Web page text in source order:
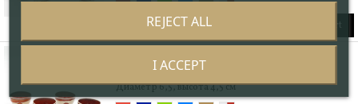
Add to cart
Вес - 160
Диаметр 6,5, высота 4,5 см
REJECT ALL
I ACCEPT